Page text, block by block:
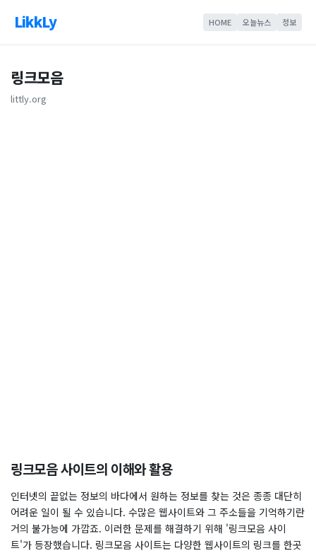
LikkLy HOME 오늘뉴스 정보
링크모음
littly.org
링크모음 사이트의 이해와 활용
인터넷의 끝없는 정보의 바다에서 원하는 정보를 찾는 것은 종종 대단히
어려운 일이 될 수 있습니다. 수많은 웹사이트와 그 주소들을 기억하기란
거의 불가능에 가깝죠. 이러한 문제를 해결하기 위해 '링크모음 사이
트'가 등장했습니다. 링크모음 사이트는 다양한 웹사이트의 링크를 한곳